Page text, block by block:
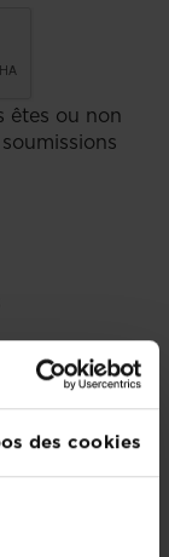
des cookies
êtes ou non